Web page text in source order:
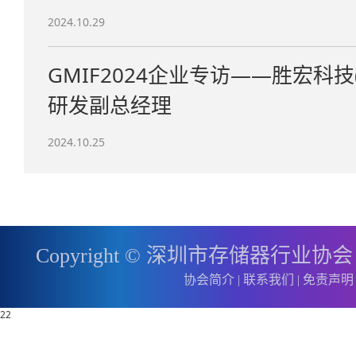
2024.10.29
GMIF2024企业专访——胜宏科技
研发副总经理
2024.10.25
Copyright © 深圳市存储器行业协
协会简介| 联系我们 | 免责声明
22